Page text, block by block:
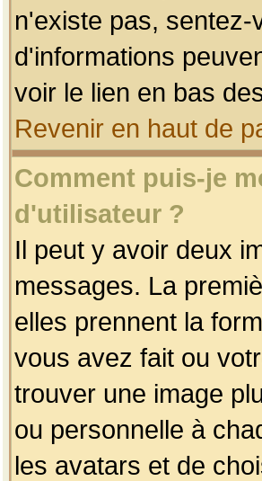
n'existe pas,
d'informations
voir le lien en bas
Revenir en haut de
Comment puis-je
d'utilisateur ?
Il peut y avoir deux
messages. La
elles prennent la
vous avez fait ou
trouver une image
ou personnelle à
les avatars et de